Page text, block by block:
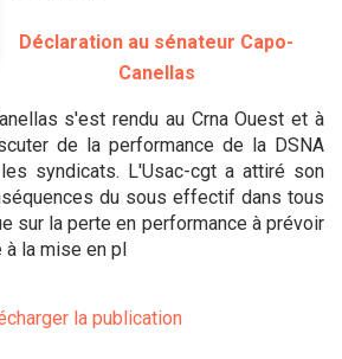
Déclaration au sénateur Capo-
Canellas
s'est rendu au Crna Ouest et à
de la performance de la DSNA
syndicats. L'Usac-cgt a attiré son
du sous effectif dans tous
sur la perte en performance à prévoir
à la mise en pl
la publication